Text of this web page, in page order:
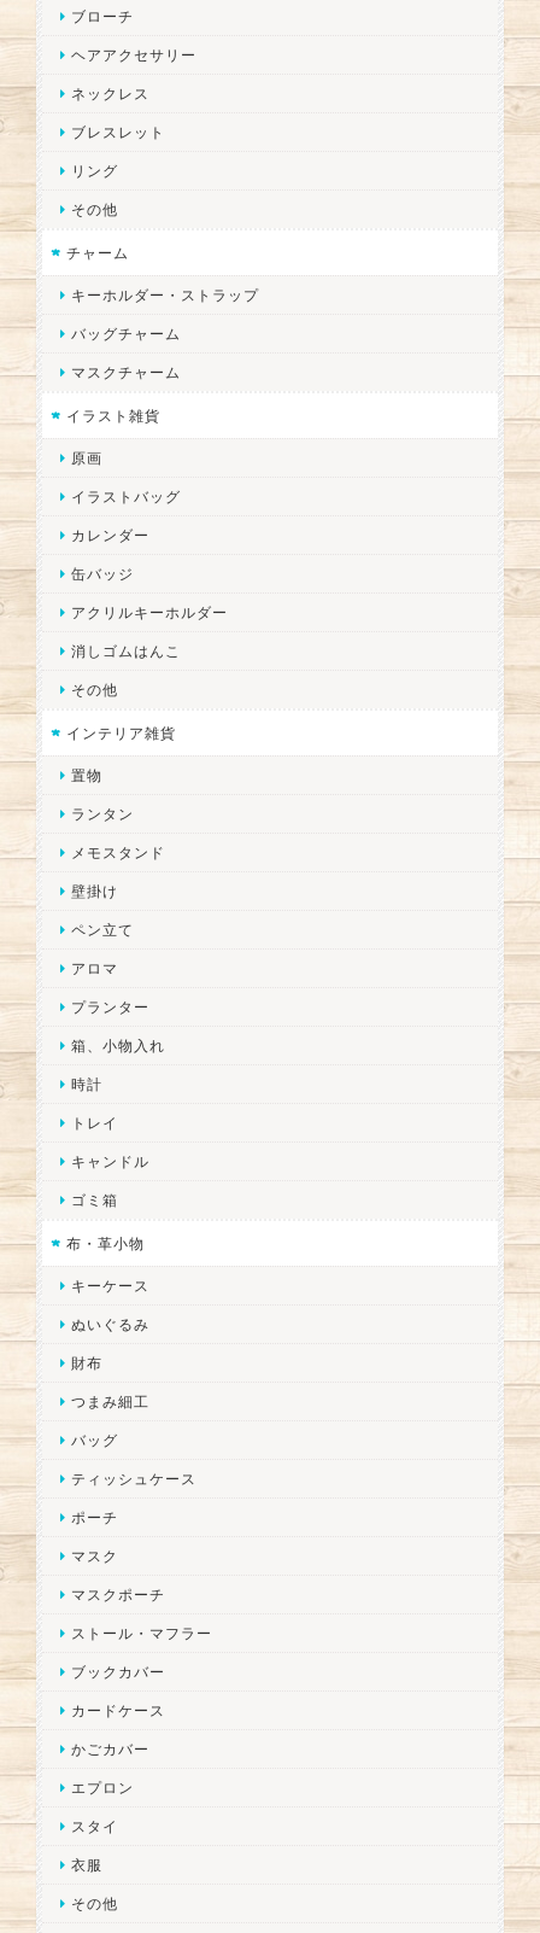
ブローチ
ヘアアクセサリー
ネックレス
ブレスレット
リング
その他
チャーム
キーホルダー・ストラップ
バッグチャーム
マスクチャーム
イラスト雑貨
原画
イラストバッグ
カレンダー
缶バッジ
アクリルキーホルダー
消しゴムはんこ
その他
インテリア雑貨
置物
ランタン
メモスタンド
壁掛け
ペン立て
アロマ
プランター
箱、小物入れ
時計
トレイ
キャンドル
ゴミ箱
布・革小物
キーケース
ぬいぐるみ
財布
つまみ細工
バッグ
ティッシュケース
ポーチ
マスク
マスクポーチ
ストール・マフラー
ブックカバー
カードケース
かごカバー
エプロン
スタイ
衣服
その他